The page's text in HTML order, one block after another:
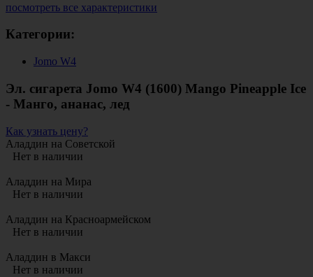
посмотреть все характеристики
Категории:
Jomo W4
Эл. сигарета Jomo W4 (1600) Mango Pineapple Ice
- Манго, ананас, лед
Как узнать цену?
Аладдин на Советской
Нет в наличии
Аладдин на Мира
Нет в наличии
Аладдин на Красноармейском
Нет в наличии
Аладдин в Макси
Нет в наличии